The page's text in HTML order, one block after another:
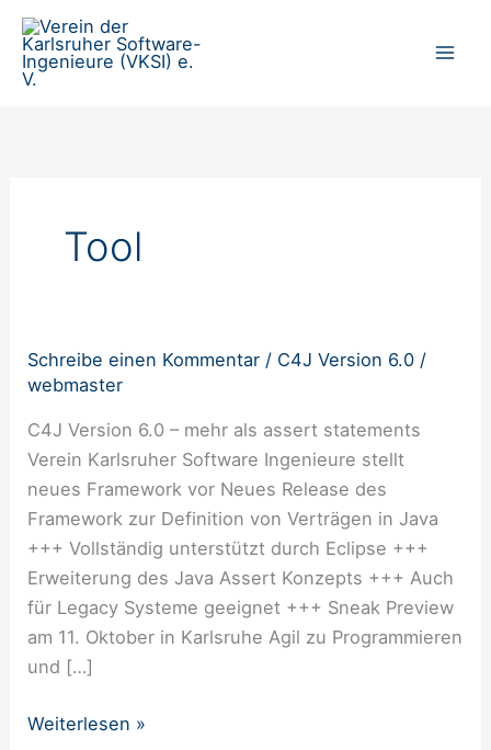
Zum
Inhalt
springen
Tool
Schreibe einen Kommentar / C4J Version 6.0 /
webmaster
C4J Version 6.0 – mehr als assert statements
Verein Karlsruher Software Ingenieure stellt
neues Framework vor Neues Release des
Framework zur Definition von Verträgen in Java
+++ Vollständig unterstützt durch Eclipse +++
Erweiterung des Java Assert Konzepts +++ Auch
für Legacy Systeme geeignet +++ Sneak Preview
am 11. Oktober in Karlsruhe Agil zu Programmieren
und […]
C4J
Weiterlesen »